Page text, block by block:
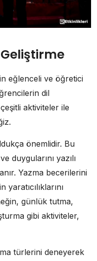
eğlenceli ve öğretici
dil
aktiviteler ile
önemlidir. Bu
duygularını yazılı
Yazma becerilerini
günlük tutma,
gibi aktiviteler,
türlerini deneyerek